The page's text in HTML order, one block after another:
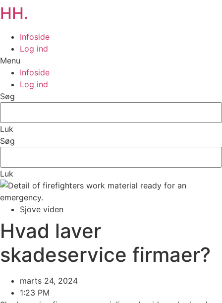
HH.
Infoside
Log ind
Menu
Infoside
Log ind
Søg
Luk
Søg
Luk
Sjove viden
Hvad laver
skadeservice firmaer?
marts 24, 2024
1:23 PM